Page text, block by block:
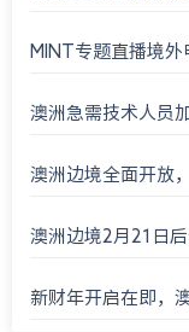
MINT专题直播境外
澳洲急需技术人员加
澳洲边境全面开放，
澳洲边境2月21日后
新财年开启在即，澳